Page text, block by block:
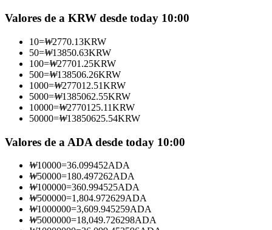
Conviértete en un Trader de Copia
Disfruta del reparto de beneficios y comisiones de copy trading
Información
Valores de a KRW desde today 10:00
10=₩2770.13KRW
50=₩13850.63KRW
100=₩27701.25KRW
500=₩138506.26KRW
1000=₩277012.51KRW
5000=₩1385062.55KRW
10000=₩2770125.11KRW
50000=₩13850625.54KRW
Valores de a ADA desde today 10:00
₩10000=36.099452ADA
₩50000=180.497262ADA
₩100000=360.994525ADA
₩500000=1,804.972629ADA
₩1000000=3,609.945259ADA
₩5000000=18,049.726298ADA